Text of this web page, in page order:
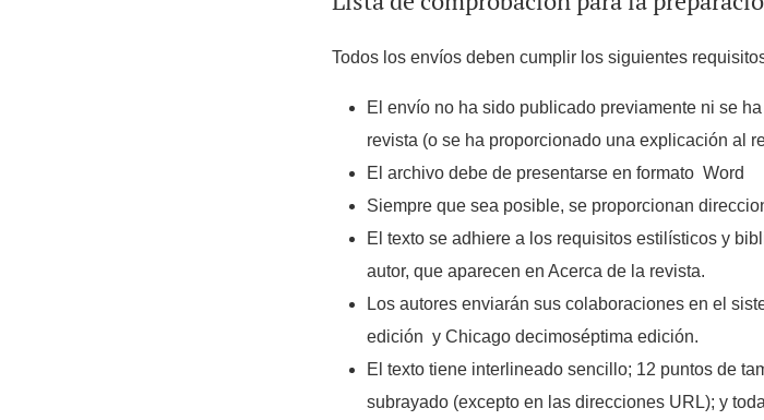
Todos los envíos deben cumplir los siguientes
El envío no ha sido publicado previamente ni se
revista (o se ha proporcionado una explicación al
El archivo debe de presentarse en formato Word
Siempre que sea posible, se proporcionan
El texto se adhiere a los requisitos estilísticos y
autor, que aparecen en Acerca de la revista.
Los autores enviarán sus colaboraciones en el
edición y Chicago decimoséptima edición.
El texto tiene interlineado sencillo; 12 puntos de
subrayado (excepto en las direcciones URL); y